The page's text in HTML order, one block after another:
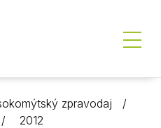
zpravodaj
2012